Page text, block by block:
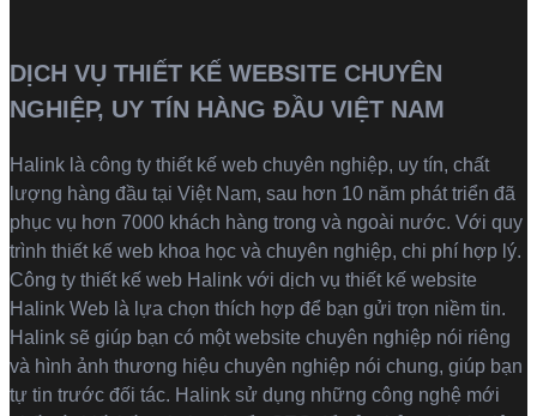
DỊCH VỤ THIẾT KẾ WEBSITE CHUYÊN
NGHIỆP, UY TÍN HÀNG ĐẦU VIỆT NAM
Halink là công ty thiết kế web chuyên nghiệp, uy tín, chất
lượng hàng đầu tại Việt Nam, sau hơn 10 năm phát triển đã
phục vụ hơn 7000 khách hàng trong và ngoài nước. Với quy
trình thiết kế web khoa học và chuyên nghiệp, chi phí hợp lý.
Công ty thiết kế web Halink với dịch vụ thiết kế website
Halink Web là lựa chọn thích hợp để bạn gửi trọn niềm tin.
Halink sẽ giúp bạn có một website chuyên nghiệp nói riêng
và hình ảnh thương hiệu chuyên nghiệp nói chung, giúp bạn
tự tin trước đối tác. Halink sử dụng những công nghệ mới